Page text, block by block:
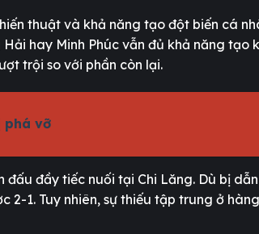
thuật và khả năng tạo đột biến cá
hay Minh Phúc vẫn đủ khả năng tạo
trội so với phần còn lại.
phá vỡ
đầy tiếc nuối tại Chi Lăng. Dù bị
1. Tuy nhiên, sự thiếu tập trung ở